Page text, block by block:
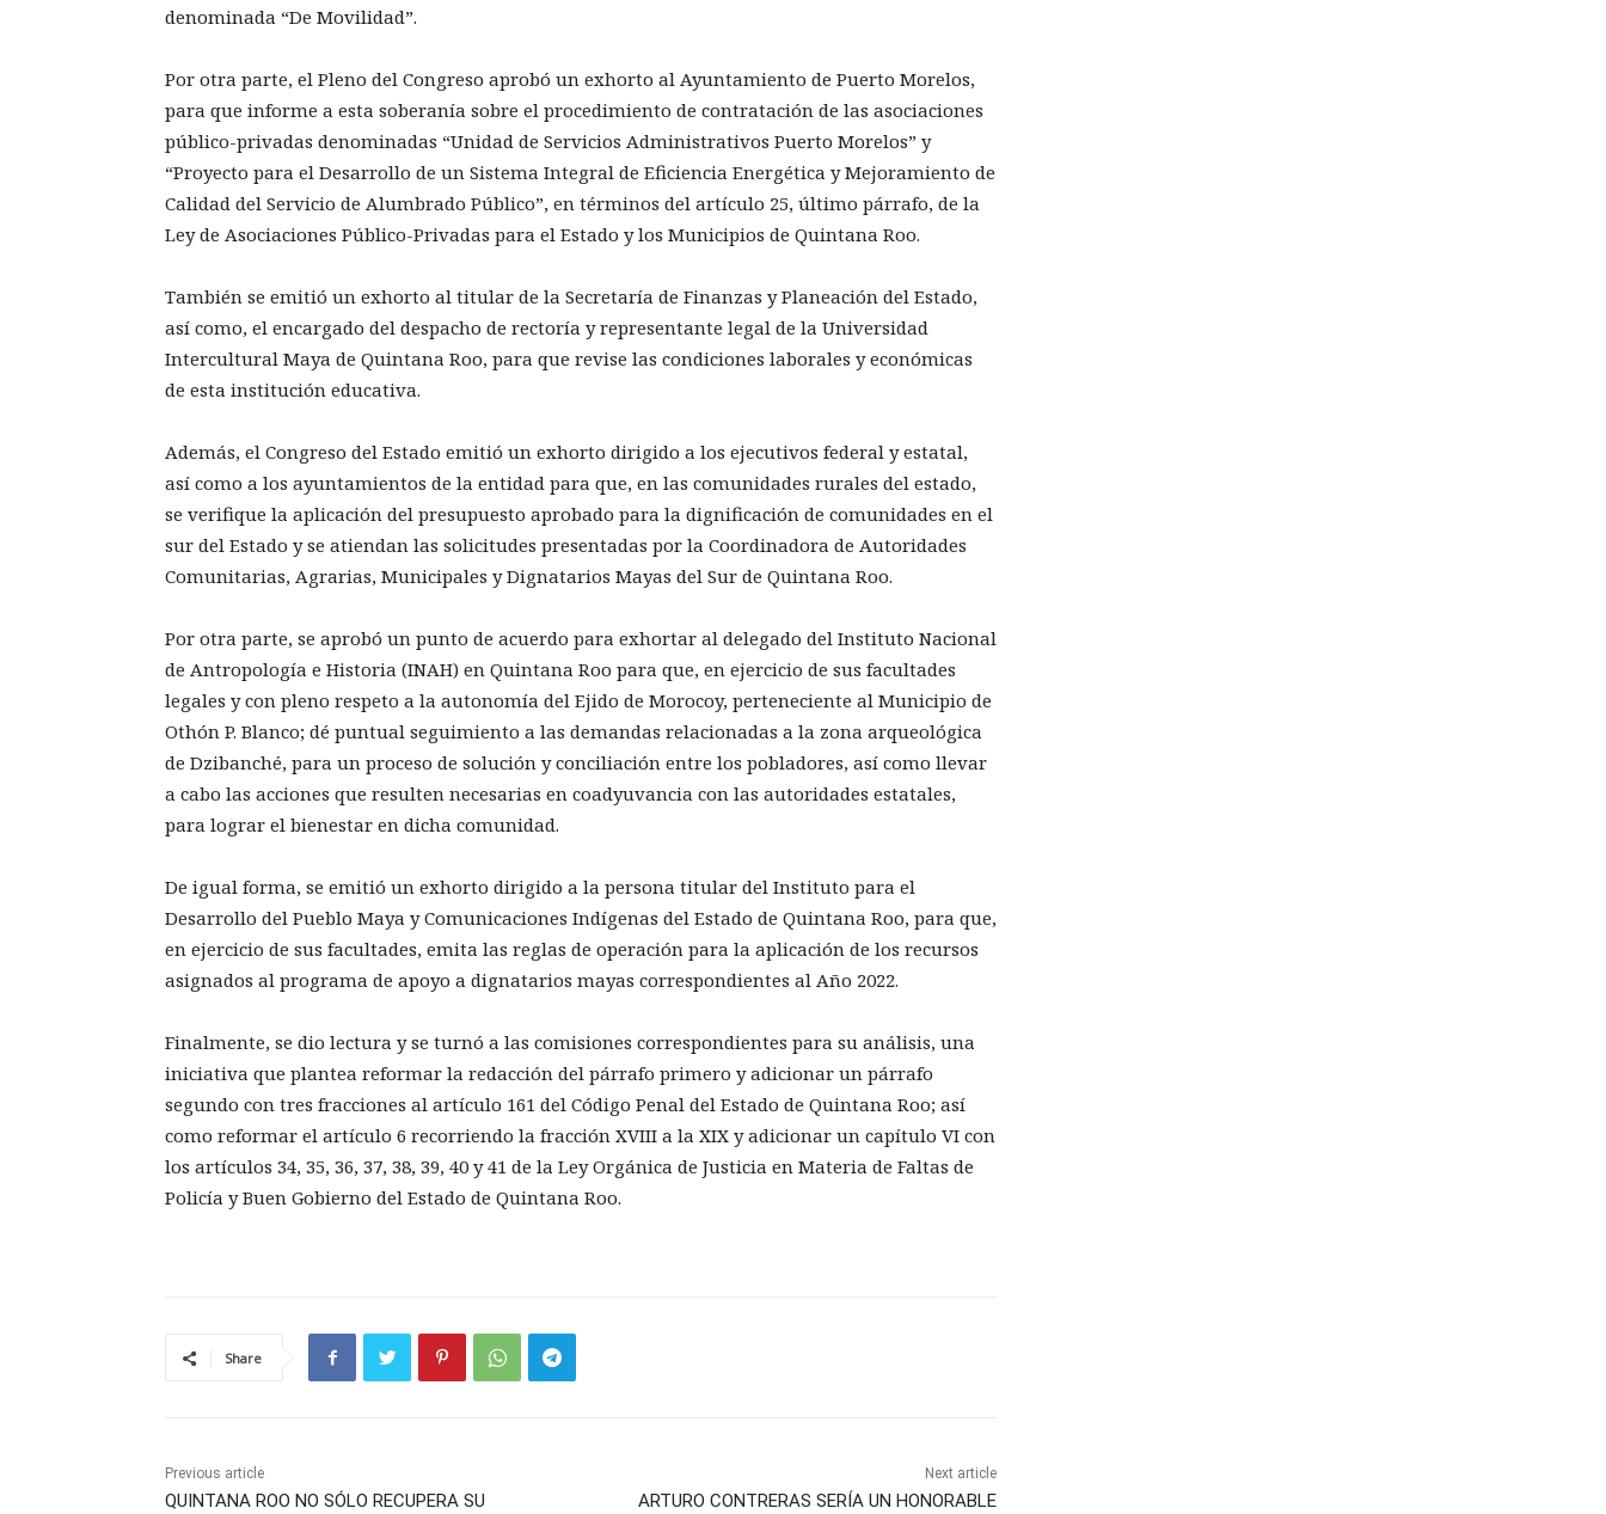
denominada “De Movilidad”.
Por otra parte, el Pleno del Congreso aprobó un exhorto al Ayuntamiento de Puerto Morelos,
para que informe a esta soberanía sobre el procedimiento de contratación de las asociaciones
público-privadas denominadas “Unidad de Servicios Administrativos Puerto Morelos” y
“Proyecto para el Desarrollo de un Sistema Integral de Eficiencia Energética y Mejoramiento de
Calidad del Servicio de Alumbrado Público”, en términos del artículo 25, último párrafo, de la
Ley de Asociaciones Público-Privadas para el Estado y los Municipios de Quintana Roo.
También se emitió un exhorto al titular de la Secretaría de Finanzas y Planeación del Estado,
así como, el encargado del despacho de rectoría y representante legal de la Universidad
Intercultural Maya de Quintana Roo, para que revise las condiciones laborales y económicas
de esta institución educativa.
Además, el Congreso del Estado emitió un exhorto dirigido a los ejecutivos federal y estatal,
así como a los ayuntamientos de la entidad para que, en las comunidades rurales del estado,
se verifique la aplicación del presupuesto aprobado para la dignificación de comunidades en el
sur del Estado y se atiendan las solicitudes presentadas por la Coordinadora de Autoridades
Comunitarias, Agrarias, Municipales y Dignatarios Mayas del Sur de Quintana Roo.
Por otra parte, se aprobó un punto de acuerdo para exhortar al delegado del Instituto Nacional
de Antropología e Historia (INAH) en Quintana Roo para que, en ejercicio de sus facultades
legales y con pleno respeto a la autonomía del Ejido de Morocoy, perteneciente al Municipio de
Othón P. Blanco; dé puntual seguimiento a las demandas relacionadas a la zona arqueológica
de Dzibanché, para un proceso de solución y conciliación entre los pobladores, así como llevar
a cabo las acciones que resulten necesarias en coadyuvancia con las autoridades estatales,
para lograr el bienestar en dicha comunidad.
De igual forma, se emitió un exhorto dirigido a la persona titular del Instituto para el
Desarrollo del Pueblo Maya y Comunicaciones Indígenas del Estado de Quintana Roo, para que,
en ejercicio de sus facultades, emita las reglas de operación para la aplicación de los recursos
asignados al programa de apoyo a dignatarios mayas correspondientes al Año 2022.
Finalmente, se dio lectura y se turnó a las comisiones correspondientes para su análisis, una
iniciativa que plantea reformar la redacción del párrafo primero y adicionar un párrafo
segundo con tres fracciones al artículo 161 del Código Penal del Estado de Quintana Roo; así
como reformar el artículo 6 recorriendo la fracción XVIII a la XIX y adicionar un capítulo VI con
los artículos 34, 35, 36, 37, 38, 39, 40 y 41 de la Ley Orgánica de Justicia en Materia de Faltas de
Policía y Buen Gobierno del Estado de Quintana Roo.
Share
Previous article
QUINTANA ROO NO SÓLO RECUPERA SU
Next article
ARTURO CONTRERAS SERÍA UN HONORABLE